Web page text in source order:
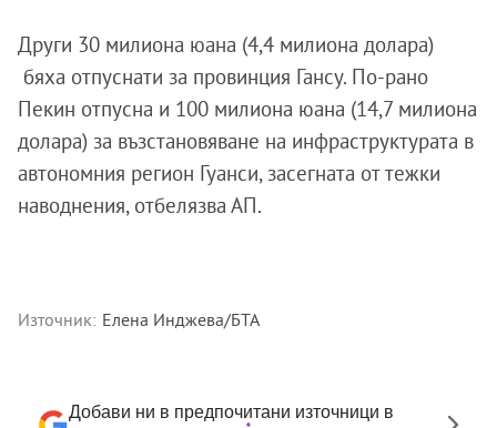
Други 30 милиона юана (4,4 милиона долара)
бяха отпуснати за провинция Гансу. По-рано
Пекин отпусна и 100 милиона юана (14,7 милиона
долара) за възстановяване на инфраструктурата в
автономния регион Гуанси, засегната от тежки
наводнения, отбелязва АП.
Източник: Елена Инджева/БТА
Добави ни в предпочитани източници в